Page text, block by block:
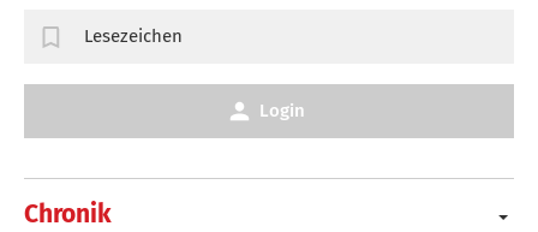
Chronik
Lesezeichen
Login